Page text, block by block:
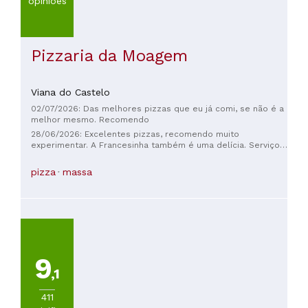
Pizzaria da Moagem
Viana do Castelo
02/07/2026: Das melhores pizzas que eu já comi, se não é a
melhor mesmo. Recomendo
28/06/2026: Excelentes pizzas, recomendo muito
experimentar. A Francesinha também é uma delícia. Serviço
pizza massa
9,1
411